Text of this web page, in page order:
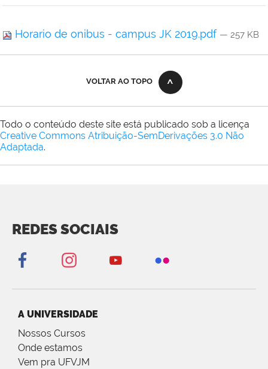
Horario de onibus - campus JK 2019.pdf — 257 KB
VOLTAR AO TOPO
Todo o conteúdo deste site está publicado sob a licença
Creative Commons Atribuição-SemDerivações 3.0 Não
Adaptada.
REDES SOCIAIS
A UNIVERSIDADE
Nossos Cursos
Onde estamos
Vem pra UFVJM